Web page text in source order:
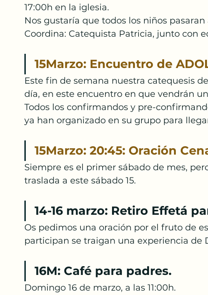
Adoración Espíritu Santo
17:00h en la iglesia.
Nos gustaría que todos los niños
Coordina: Catequista Patricia, junto con
15Marzo: Encuentro de
Este fin de semana nuestra catequesis
día, en este encuentro en que vendrán
Todos los confirmandos y pre-
ya han organizado en su grupo para
15Marzo: 20:45: Oración
Siempre es el primer sábado de mes,
traslada a este sábado 15.
14-16 marzo: Retiro Effetá
Os pedimos una oración por el fruto de
participan se traigan una experiencia de
16M: Café para padres.
Domingo 16 de marzo, a las 11:00h.